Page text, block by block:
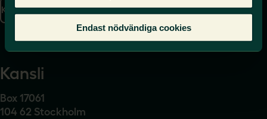
Endast nödvändiga cookies
Kontakta oss
Presskontakt
Kansli
Box 17061
104 62 Stockholm